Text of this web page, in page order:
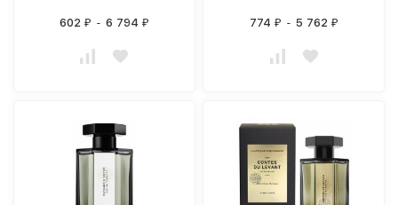
602 ₽ - 6 794 ₽ 774 ₽ - 5 762 ₽